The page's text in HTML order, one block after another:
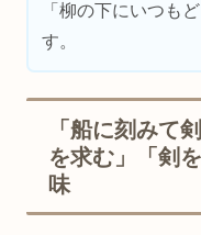
「柳の下にいつも
す。
「船に刻みて
を求む」「剣
味